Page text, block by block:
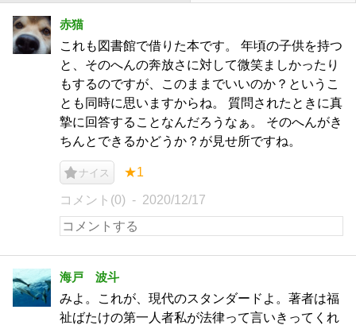
赤猫
これも図書館で借りた本です。 年頃の子供を持つ
と、そのへんの奔放さに対して微笑ましかったり
もするのですが、このままでいいのか？というこ
とも同時に思いますからね。 質問されたときに真
摯に回答することなんだろうなぁ。 そのへんがき
ちんとできるかどうか？が見せ所ですね。
ナイス ★1
コメント(0) 2020/12/17
海戸 波斗
みよ。これが、現代のスタンダードよ。著者は福
祉ばたけの第一人者私が法律って言いきってくれ